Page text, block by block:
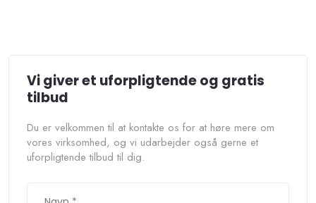
Vi giver et uforpligtende og​ gratis
tilbud
Du er velkommen til at kontakte os for at høre mere om
vores virksomhed, og vi udarbejder også gerne et
uforpligtende tilbud til dig.